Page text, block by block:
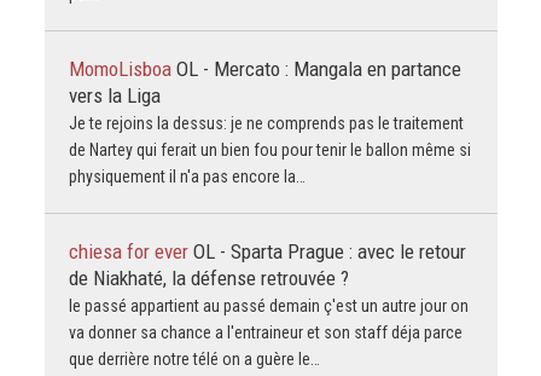
MomoLisboa OL - Mercato : Mangala en partance
vers la Liga
Je te rejoins la dessus: je ne comprends pas le traitement
de Nartey qui ferait un bien fou pour tenir le ballon même si
physiquement il n'a pas encore la…
chiesa for ever OL - Sparta Prague : avec le retour
de Niakhaté, la défense retrouvée ?
le passé appartient au passé demain ç'est un autre jour on
va donner sa chance a l'entraineur et son staff déja parce
que derrière notre télé on a guère le…